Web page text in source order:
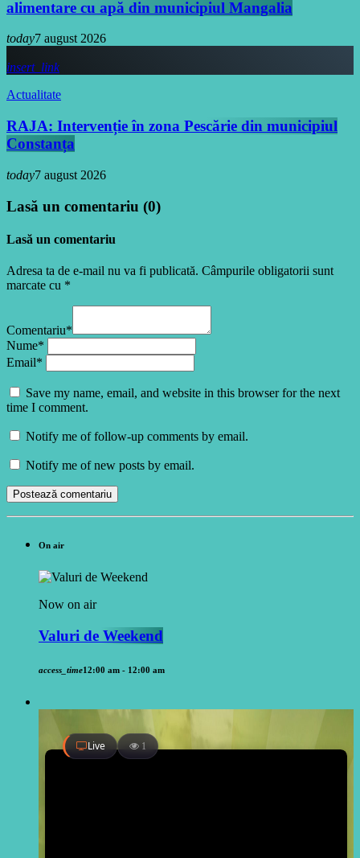
alimentare cu apă din municipiul Mangalia
today7 august 2026
insert_link
Actualitate
RAJA: Intervenție în zona Pescărie din municipiul
Constanța
today7 august 2026
Lasă un comentariu (0)
Lasă un comentariu
Adresa ta de e-mail nu va fi publicată. Câmpurile obligatorii sunt
marcate cu *
Comentariu*
Nume*
Email*
Save my name, email, and website in this browser for the next
time I comment.
Notify me of follow-up comments by email.
Notify me of new posts by email.
On air
Now on air
Valuri de Weekend
access_time12:00 am - 12:00 am